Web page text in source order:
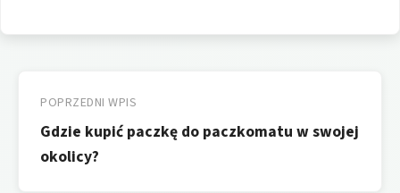
wpisu
POPRZEDNI WPIS
Gdzie kupić paczkę do paczkomatu w swojej
okolicy?